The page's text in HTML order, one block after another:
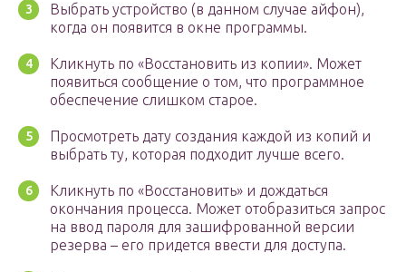
Выбрать устройство (в данном случае айфон),
когда он появится в окне программы.
Кликнуть по «Восстановить из копии». Может
появиться сообщение о том, что программное
обеспечение слишком старое.
Просмотреть дату создания каждой из копий и
выбрать ту, которая подходит лучше всего.
Кликнуть по «Восстановить» и дождаться
окончания процесса. Может отобразиться запрос
на ввод пароля для зашифрованной версии
резерва – его придется ввести для доступа.